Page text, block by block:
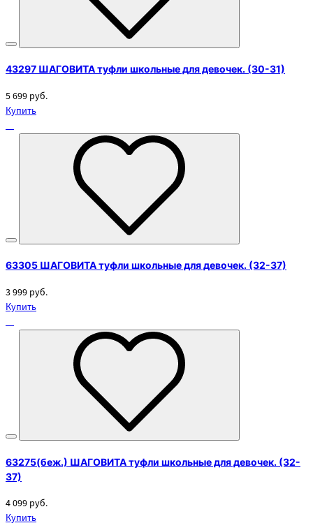
43297 ШАГОВИТА туфли школьные для девочек. (30-31)
5 699 руб.
Купить
63305 ШАГОВИТА туфли школьные для девочек. (32-37)
3 999 руб.
Купить
63275(беж.) ШАГОВИТА туфли школьные для девочек. (32-
37)
4 099 руб.
Купить